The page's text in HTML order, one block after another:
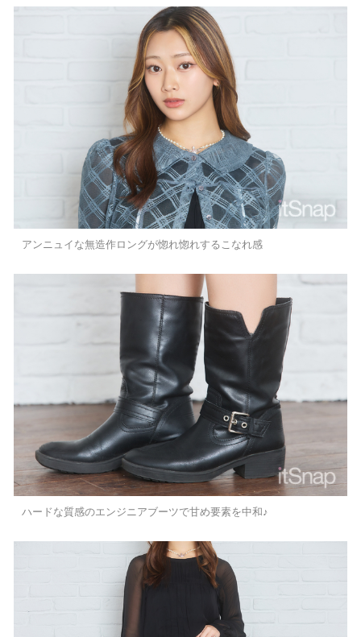
アンニュイな無造作ロングが惚れ惚れするこなれ感
ハードな質感のエンジニアブーツで甘め要素を中和♪